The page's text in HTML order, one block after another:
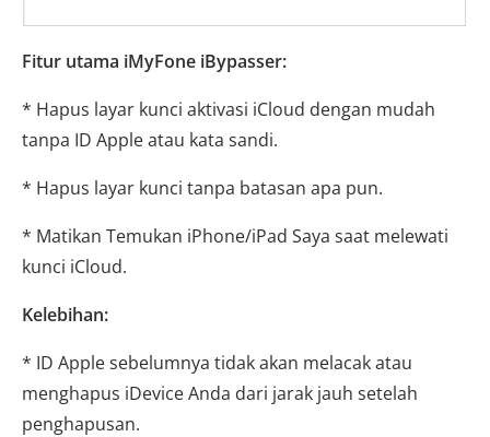
Fitur utama iMyFone iBypasser:
* Hapus layar kunci aktivasi iCloud dengan mudah
tanpa ID Apple atau kata sandi.
* Hapus layar kunci tanpa batasan apa pun.
* Matikan Temukan iPhone/iPad Saya saat melewati
kunci iCloud.
Kelebihan:
* ID Apple sebelumnya tidak akan melacak atau
menghapus iDevice Anda dari jarak jauh setelah
penghapusan.